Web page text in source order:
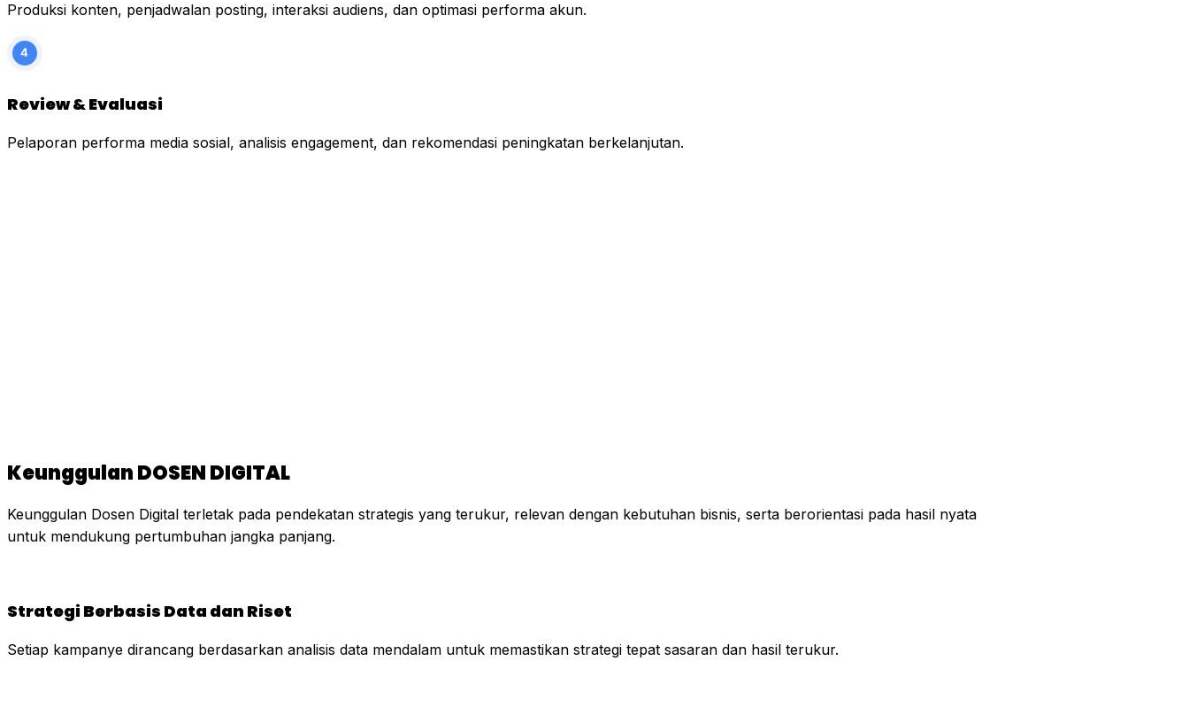
Produksi konten, penjadwalan posting, interaksi audiens, dan optimasi performa akun.
Review & Evaluasi
Pelaporan performa media sosial, analisis engagement, dan rekomendasi peningkatan berkelanjutan.
Keunggulan DOSEN DIGITAL
Keunggulan Dosen Digital terletak pada pendekatan strategis yang terukur, relevan dengan kebutuhan bisnis, serta berorientasi pada hasil nyata
untuk mendukung pertumbuhan jangka panjang.
Strategi Berbasis Data dan Riset
Setiap kampanye dirancang berdasarkan analisis data mendalam untuk memastikan strategi tepat sasaran dan hasil terukur.